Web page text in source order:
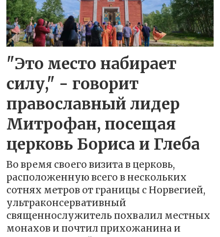
"Это место набирает
силу," - говорит
православный лидер
Митрофан, посещая
церковь Бориса и Глеба
Во время своего визита в церковь,
расположенную всего в нескольких
сотнях метров от границы с Норвегией,
ультраконсервативный
священнослужитель похвалил местных
монахов и почтил прихожанина и